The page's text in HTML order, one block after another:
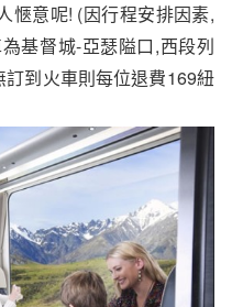
愜意呢! (因行程安排因素,
基督城-亞瑟隘口,西段列
到火車則每位退費169紐